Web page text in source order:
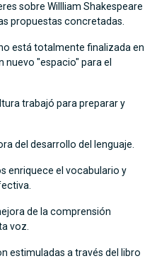
sobre Willliam Shakespeare
propuestas concretadas.
está totalmente finalizada en
nuevo "espacio" para el
trabajó para preparar y
del desarrollo del lenguaje.
enriquece el vocabulario y
de la comprensión
voz.
estimuladas a través del libro